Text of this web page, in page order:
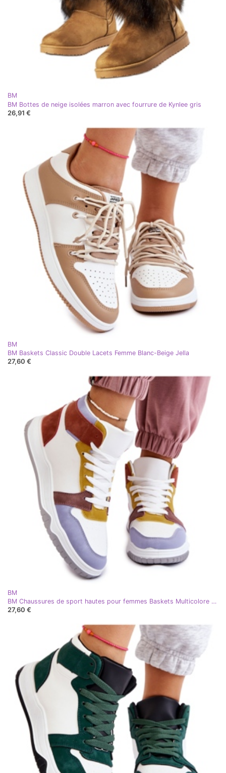
BM
BM Bottes de neige isolées marron avec fourrure de Kynlee gris
26,91 €
BM
BM Baskets Classic Double Lacets Femme Blanc-Beige Jella
27,60 €
BM
BM Chaussures de sport hautes pour femmes Baskets Multicolore Rumor blanc violet
27,60 €